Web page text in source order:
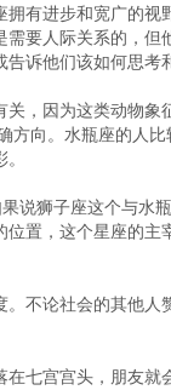
有进步和宽广的视
要人际关系的，但
诉他们该如何思考
，因为这类动物象
向。水瓶座的人比
说狮子座这个与水
置，这个星座的主
不论社会的其他人
七宫宫头，朋友就